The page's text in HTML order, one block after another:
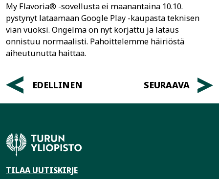
My Flavoria® -sovellusta ei maanantaina 10.10.
pystynyt lataamaan Google Play -kaupasta teknisen
vian vuoksi. Ongelma on nyt korjattu ja lataus
onnistuu normaalisti. Pahoittelemme häiriöstä
aiheutunutta haittaa.
Artikkelien
selaus
EDELLINEN SEURAAVA
TILAA UUTISKIRJE